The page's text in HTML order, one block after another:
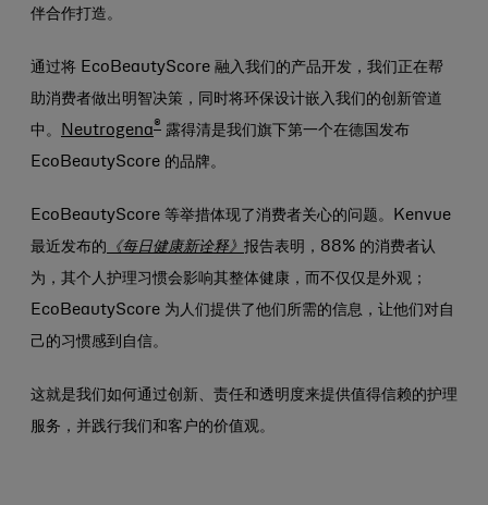
伴合作打造。
通过将 EcoBeautyScore 融入我们的产品开发，我们正在帮
助消费者做出明智决策，同时将环保设计嵌入我们的创新管道
中。 Neutrogena ® 露得清是我们旗下第一个在德国发布
EcoBeautyScore 的品牌。
EcoBeautyScore 等举措体现了消费者关心的问题。Kenvue
最近发布的 《每日健康新诠释》 报告表明，88% 的消费者认
为，其个人护理习惯会影响其整体健康，而不仅仅是外观；
EcoBeautyScore 为人们提供了他们所需的信息，让他们对自
己的习惯感到自信。
这就是我们如何通过创新、责任和透明度来提供值得信赖的护理
服务，并践行我们和客户的价值观。